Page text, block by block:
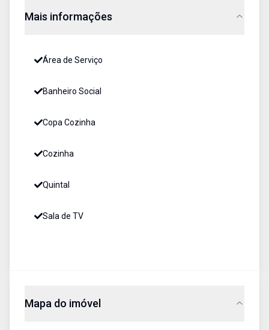
Mais informações
Área de Serviço
Banheiro Social
Copa Cozinha
Cozinha
Quintal
Sala de TV
Mapa do imóvel